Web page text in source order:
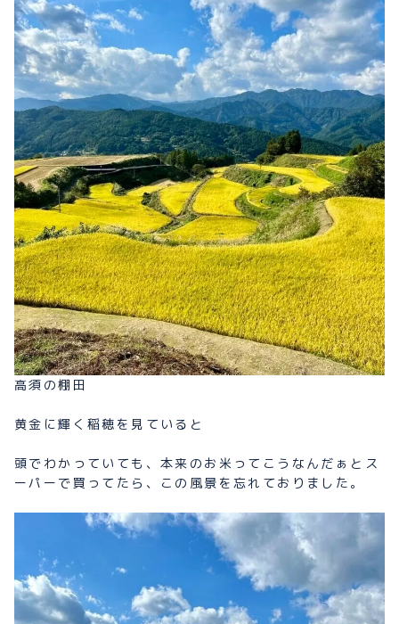
高須の棚田
黄金に輝く稲穂を見ていると
頭でわかっていても、本来のお米ってこうなんだぁとス
ーパーで買ってたら、この風景を忘れておりました。